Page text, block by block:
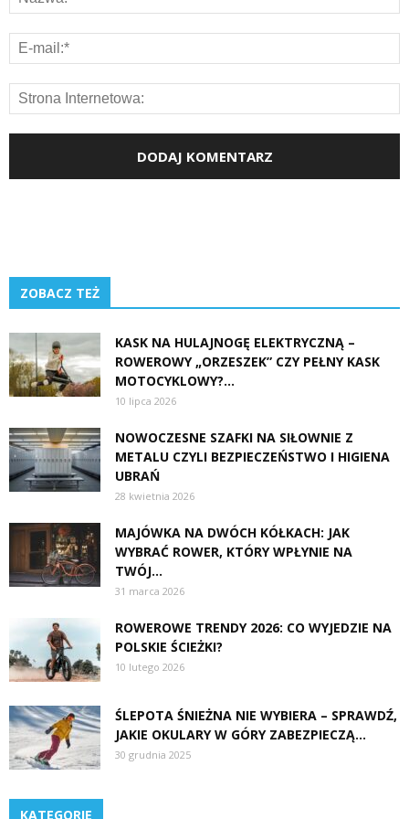
ZOBACZ TEŻ
KASK NA HULAJNOGĘ ELEKTRYCZNĄ –
ROWEROWY „ORZESZEK” CZY PEŁNY KASK
MOTOCYKLOWY?...
10 lipca 2026
NOWOCZESNE SZAFKI NA SIŁOWNIE Z
METALU CZYLI BEZPIECZEŃSTWO I HIGIENA
UBRAŃ
28 kwietnia 2026
MAJÓWKA NA DWÓCH KÓŁKACH: JAK
WYBRAĆ ROWER, KTÓRY WPŁYNIE NA
TWÓJ...
31 marca 2026
ROWEROWE TRENDY 2026: CO WYJEDZIE NA
POLSKIE ŚCIEŻKI?
10 lutego 2026
ŚLEPOTA ŚNIEŻNA NIE WYBIERA – SPRAWDŹ,
JAKIE OKULARY W GÓRY ZABEZPIECZĄ...
30 grudnia 2025
KATEGORIE